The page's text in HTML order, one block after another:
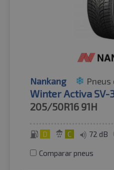
Nankang Pneus
Winter Activa SV-
205/50R16 91H
D C 72 dB
Comparar pneus